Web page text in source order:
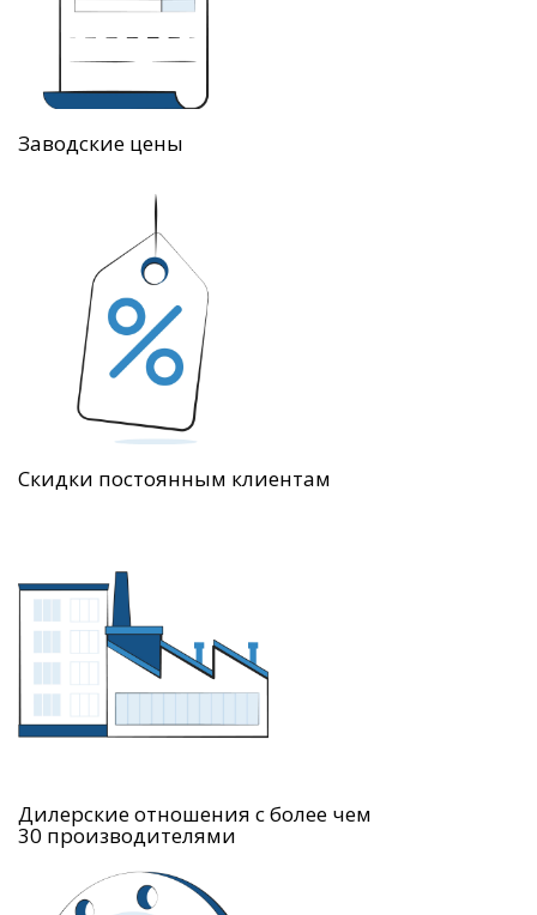
Заводские цены
Скидки постоянным клиентам
Дилерские отношения с более чем
30 производителями